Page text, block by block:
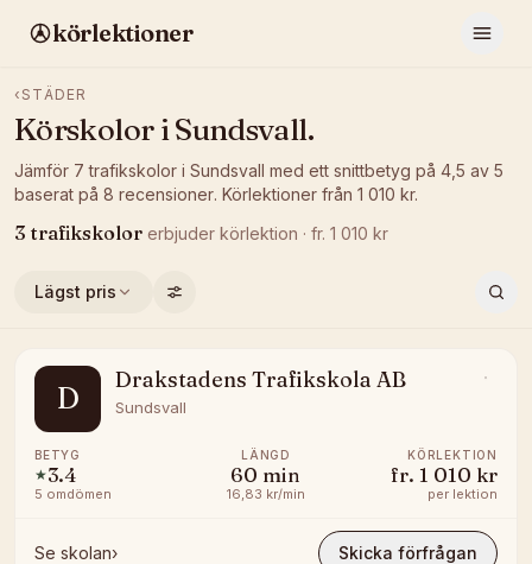
körlektioner
‹ STÄDER
Körskolor iSundsvall.
Jämför 7 trafikskolor i Sundsvall med ett snittbetyg på 4,5 av 5
baserat på 8 recensioner. Körlektioner från 1 010 kr.
3 trafikskolor erbjuder körlektion · fr. 1 010 kr
Lägst pris
D
Drakstadens Trafikskola AB
Sundsvall
BETYG
★3.4
5 omdömen
LÄNGD
60 min
16,83 kr/min
KÖRLEKTION
fr. 1 010 kr
per lektion
Se skolan› Skicka förfrågan